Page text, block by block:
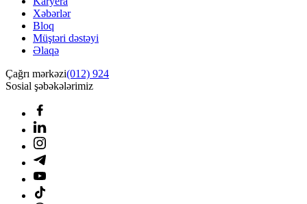
Xəbərlər
Bloq
Müştəri dəstəyi
Əlaqə
Çağrı mərkəzi(012) 924
Sosial şəbəkələrimiz